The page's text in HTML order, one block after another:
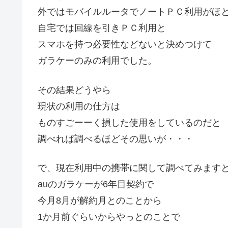
外ではモバイルルータでノートＰＣ利用がほ
自宅では回線を引きＰＣ利用と
スマホを持つ必要性などないと決めつけて
ガラケーのみの利用でした。
その結果どうやら
現状の利用の仕方は
ものすごーーく損した使用をしているのだと
調べれば調べるほどその思いが・・・
で、現在利用中の携帯に関して調べてみますと
auのガラケーが6年目契約で
今月8月が解約月とのことから
1か月前ぐらいからやっとのことで